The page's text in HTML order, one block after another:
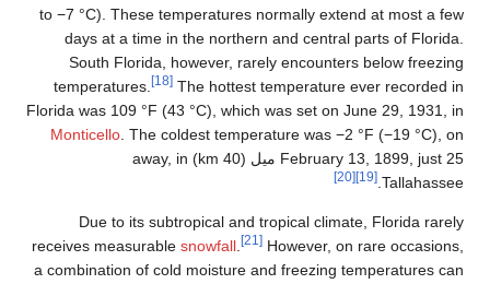
to −7 °C). These
days at a time in
South Florida,
temperatures.
Florida was 109 °F
Monticello. The
February 13, 1899, just 25 ميل (40 km) away, in
Due to its
receives measurable
a combination of cold